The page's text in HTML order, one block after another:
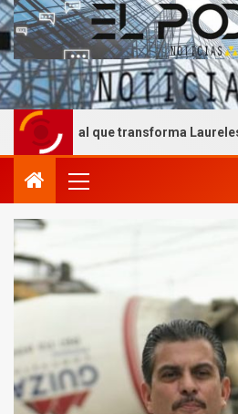
que transforma Laureles